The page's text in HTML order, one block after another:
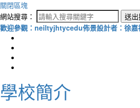
關閉區塊
網站搜尋：
送
歡迎參觀：neiltyjhtycedu佈景設計者：徐
學校簡介